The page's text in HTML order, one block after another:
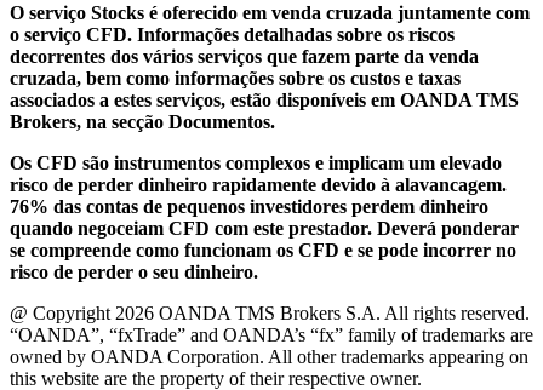
O serviço Stocks é oferecido em venda cruzada juntamente com
o serviço CFD. Informações detalhadas sobre os riscos
decorrentes dos vários serviços que fazem parte da venda
cruzada, bem como informações sobre os custos e taxas
associados a estes serviços, estão disponíveis em OANDA TMS
Brokers, na secção Documentos.
Os CFD são instrumentos complexos e implicam um elevado
risco de perder dinheiro rapidamente devido à alavancagem.
76% das contas de pequenos investidores perdem dinheiro
quando negoceiam CFD com este prestador. Deverá ponderar
se compreende como funcionam os CFD e se pode incorrer no
risco de perder o seu dinheiro.
@ Copyright 2026 OANDA TMS Brokers S.A. All rights reserved.
“OANDA”, “fxTrade” and OANDA’s “fx” family of trademarks are
owned by OANDA Corporation. All other trademarks appearing on
this website are the property of their respective owner.